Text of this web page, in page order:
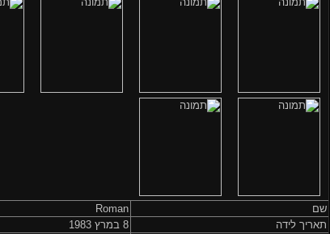
שם
Roman
תאריך לידה
8 במרץ 1983